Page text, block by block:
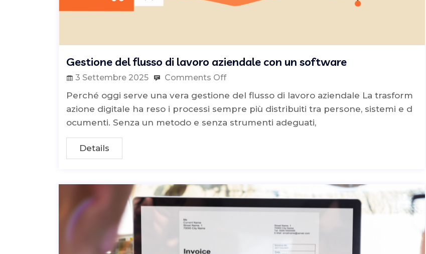
Gestione del flusso di lavoro aziendale con un software
3 Settembre 2025 Comments Off
Perché oggi serve una vera gestione del flusso di lavoro aziendale La trasform
azione digitale ha reso i processi sempre più distribuiti tra persone, sistemi e d
ocumenti. Senza un metodo e senza strumenti adeguati,
Details